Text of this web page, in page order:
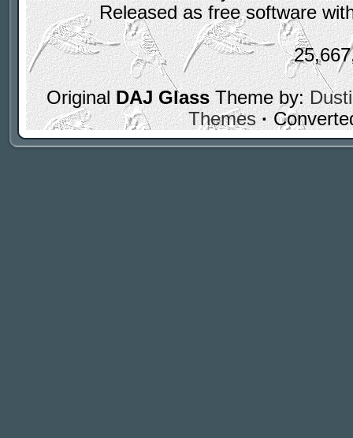
Released as free software
OriginalDAJ GlassTheme by:
Themes ·